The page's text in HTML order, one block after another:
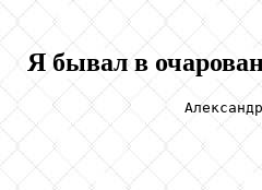
Я бывал в